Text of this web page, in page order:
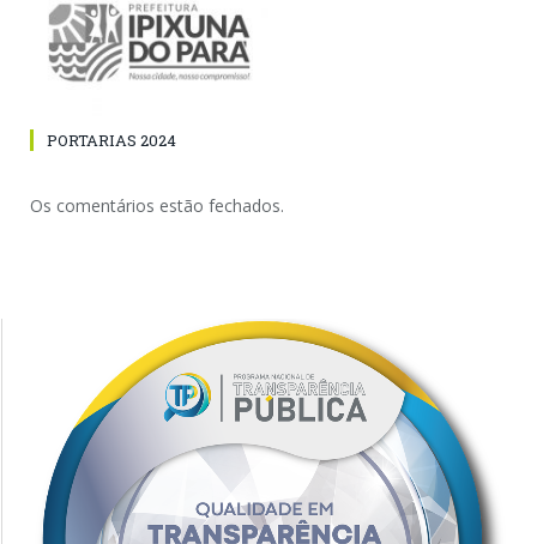
PORTARIAS 2024
Os comentários estão fechados.